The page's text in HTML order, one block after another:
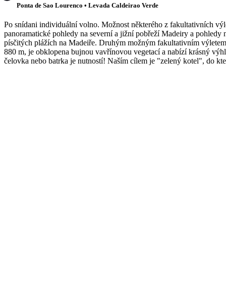
Ponta de Sao Lourenco • Levada Caldeirao Verde
Po snídani individuální volno. Možnost některého z fakultativních
panoramatické pohledy na severní a jižní pobřeží Madeiry a pohledy
písčitých plážích na Madeiře. Druhým možným fakultativním
880 m, je obklopena bujnou vavřínovou vegetací a nabízí krásný
čelovka nebo batrka je nutností! Naším cílem je "zelený kotel", do